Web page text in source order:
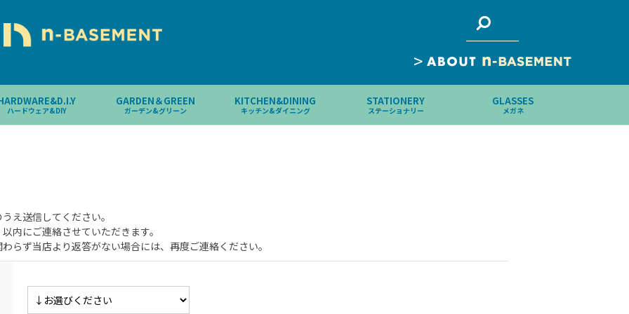
>
ハードウェア&DIY
GARDEN＆GREEN
ガーデン&グリーン
KITCHEN&DINING
キッチン&ダイニング
STATIONERY
ステーショナリー
GLASSES
メガネ
え送信してください。
内にご連絡させていただきます。
らず当店より返答がない場合には、再度ご連絡ください。